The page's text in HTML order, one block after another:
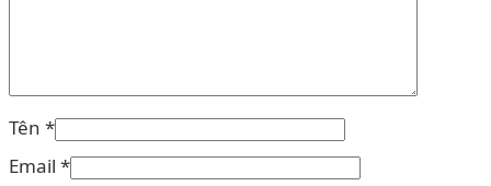
Tên *
Email *